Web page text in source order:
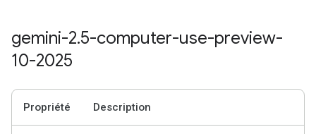
gemini-2.5-computer-use-preview-
10-2025
Propriété Description